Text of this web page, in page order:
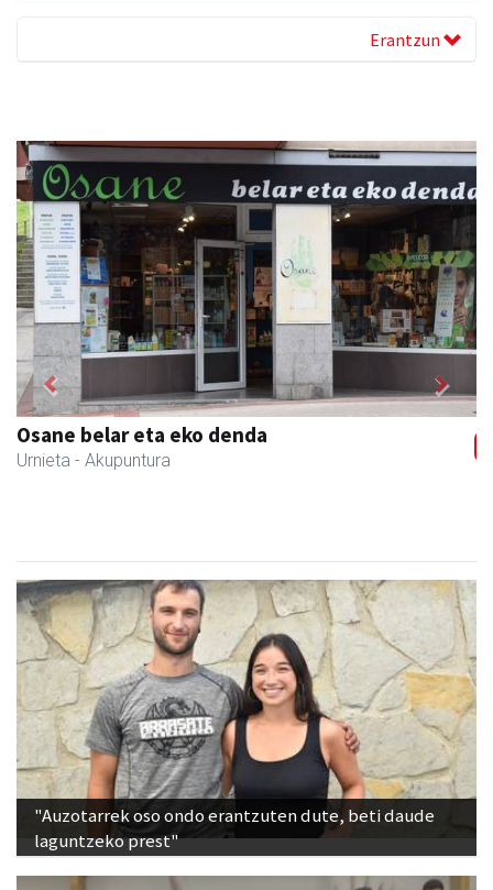
Erantzun
Osane belar eta eko denda
Urnieta - Akupuntura
Previous Next
"Auzotarrek oso ondo erantzuten dute, beti daude
laguntzeko prest"